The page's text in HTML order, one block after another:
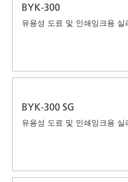
BYK-300
유용성 도료 및 인쇄잉크용 실
BYK-300 SG
유용성 도료 및 인쇄잉크용 실